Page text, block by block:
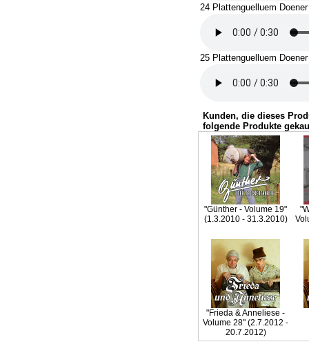
24 Plattenguelluem
25 Plattenguelluem
Kunden, die dieses
folgende Produkte
"Günther - Volume 19"
(1.3.2010 - 31.3.2010)
"Frieda & Anneliese -
Volume 28" (2.7.2012 -
20.7.2012)